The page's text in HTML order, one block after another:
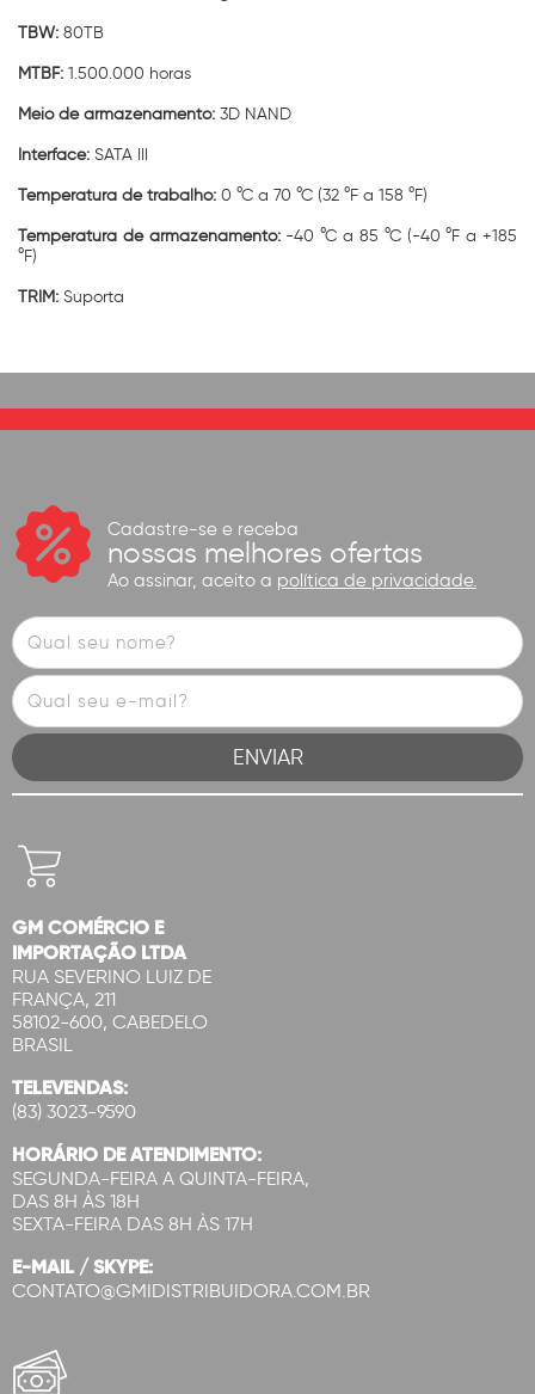
TBW: 80TB
MTBF: 1.500.000 horas
Meio de armazenamento: 3D NAND
Interface: SATA III
Temperatura de trabalho: 0 °C a 70 °C (32 °F a 158 °F)
Temperatura de armazenamento: -40 °C a 85 °C (-40 °F a +185
°F)
TRIM: Suporta
Cadastre-se e receba
nossas melhores ofertas
Ao assinar, aceito a política de privacidade.
GM COMÉRCIO E
IMPORTAÇÃO LTDA
RUA SEVERINO LUIZ DE
FRANÇA, 211
58102-600, CABEDELO
BRASIL
TELEVENDAS:
(83) 3023-9590
HORÁRIO DE ATENDIMENTO:
SEGUNDA-FEIRA A QUINTA-FEIRA,
DAS 8H ÀS 18H
SEXTA-FEIRA DAS 8H ÀS 17H
E-MAIL / SKYPE:
CONTATO@GMIDISTRIBUIDORA.COM.BR